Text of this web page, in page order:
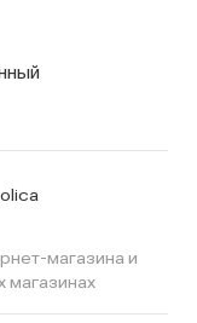
магазина и
магазинах